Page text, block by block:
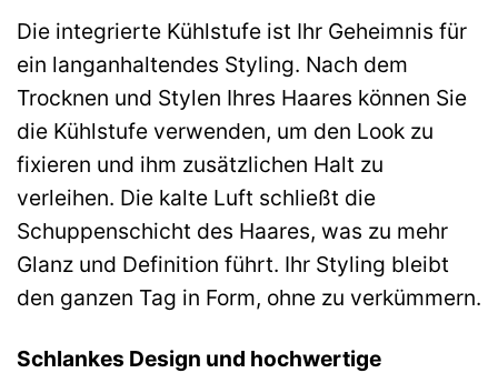
Die integrierte Kühlstufe ist Ihr Geheimnis für
ein langanhaltendes Styling. Nach dem
Trocknen und Stylen Ihres Haares können Sie
die Kühlstufe verwenden, um den Look zu
fixieren und ihm zusätzlichen Halt zu
verleihen. Die kalte Luft schließt die
Schuppenschicht des Haares, was zu mehr
Glanz und Definition führt. Ihr Styling bleibt
den ganzen Tag in Form, ohne zu verkümmern.
Schlankes Design und hochwertige